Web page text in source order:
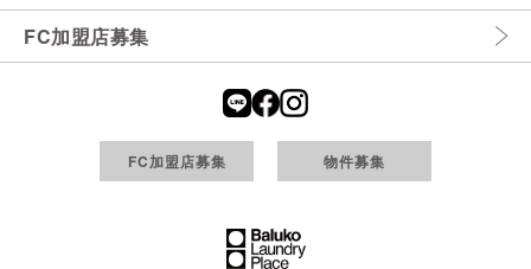
FC加盟店募集
FC加盟店募集 物件募集